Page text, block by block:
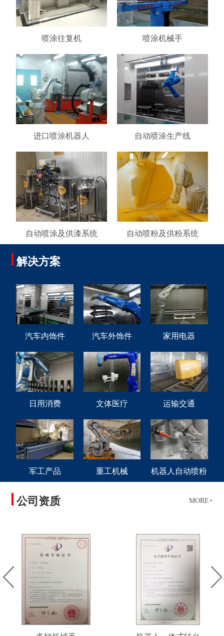
喷涂往复机 喷涂机械手
进口喷涂机器人 自动喷涂生产线
自动喷涂及供漆系统 自动喷粉及供粉系统
解决方案
汽车内饰件 汽车外饰件 家用电器
日用消费 文体医疗 运输交通
军工产品 重工机械 机器人自动喷粉
公司资质 MORE+